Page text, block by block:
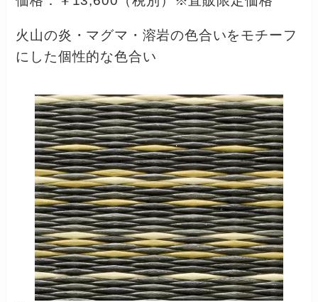
火山の炎・マグマ・溶岩の色合いをモチーフ
にした個性的な色合い